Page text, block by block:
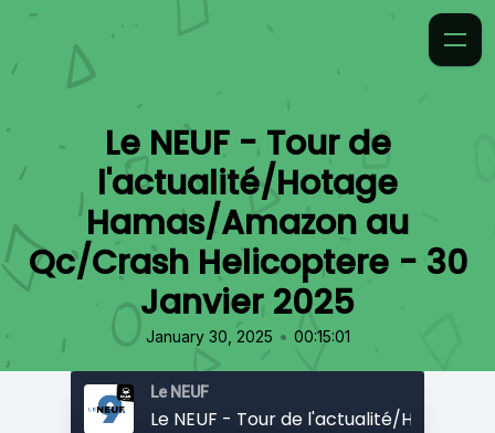
Le NEUF - Tour de
l'actualité/Hotage
Hamas/Amazon au
Qc/Crash Helicoptere - 30
Janvier 2025
January 30, 2025 • 00:15:01
Le NEUF